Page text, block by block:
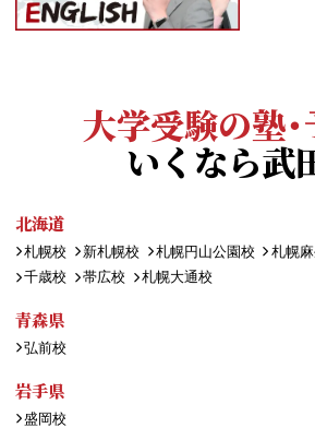
大学受験の塾
いくなら武
北海道
札幌校 新札幌校 札幌円山公園校 札幌
千歳校
帯広校 札幌大通校
青森県
弘前校
岩手県
盛岡校